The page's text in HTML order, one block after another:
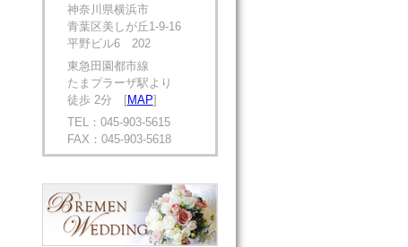
神奈川県横浜市
青葉区美しが丘1-9-16
平野ビル6 202
東急田園都市線
たまプラーザ駅より
徒歩 2分 [MAP]
TEL：045-903-5615
FAX：045-903-5618